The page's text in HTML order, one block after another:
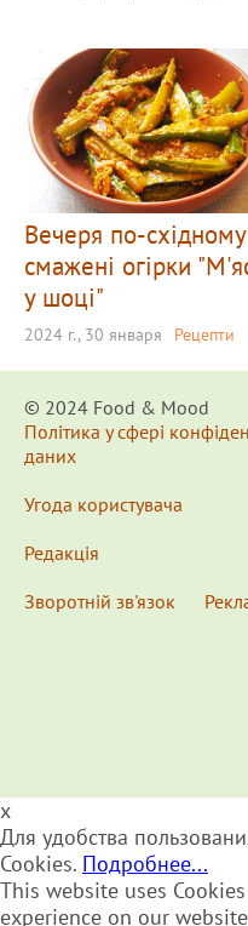
Вечеря по-
смажені огірки
у шоці"
2024 г., 30 января Рецепти
© 2024 Food & Мood
Політика у сфері
даних
Угода користувача
Редакція
Зворотній зв'язок
x
Для удобства
Cookies. Подробнее...
This website uses
experience on our